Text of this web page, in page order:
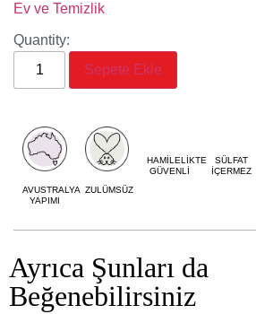
Ev ve Temizlik
Quantity:
Sepete Ekle
AVUSTRALYA
YAPIMI
ZULÜMSÜZ
HAMİLELİKTE
GÜVENLİ
SÜLFAT
İÇERMEZ
Ayrıca Şunları da
Beğenebilirsiniz